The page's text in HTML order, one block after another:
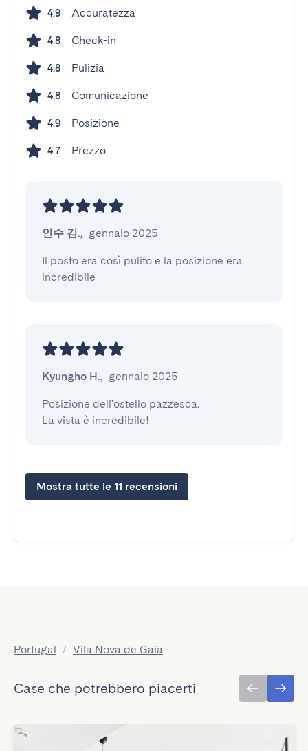
4.9 Accuratezza
4.8 Check-in
4.8 Pulizia
4.8 Comunicazione
4.9 Posizione
4.7 Prezzo
인수 김., gennaio 2025
Il posto era così pulito e la posizione era
incredibile
Kyungho H., gennaio 2025
Posizione dell'ostello pazzesca.
La vista è incredibile!
Mostra tutte le 11 recensioni
Portugal / Vila Nova de Gaia
Case che potrebbero piacerti